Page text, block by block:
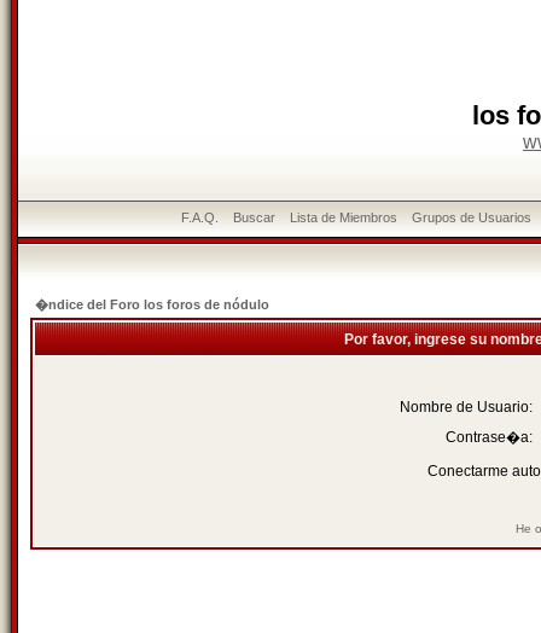
los
F.A.Q. Buscar Lista de Miembros Grupos de Usuarios
�ndice del Foro los foros de nódulo
Por favor, ingrese su
Nombre de Usuario:
Contrase�a:
Conectarme
He